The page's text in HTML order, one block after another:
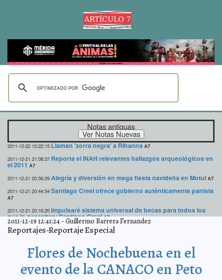
Notas antiguas
2011-12-22 10:22:15 Llaman 'zorra negra' a Rihanna A7
2011-12-21 21:08:37 Reporta el INAH relevantes hallazgos arqueológicos en
el 2011 A7
2011-12-21 20:56:29 Alegría y diversión en mega fiesta navideña en Motul A7
2011-12-21 20:44:54 Santiago Creel ofrece gobierno auténticamente panista
A7
2011-12-21 20:16:20 Impulsaré sistema universal de becas para todos los
que la necesiten: Santiago Creel A7
2011-12-21 20:02:32 Anuncia Conapesca veda para el pepino de mar en la
Península de Yucatán A7
2011-12-21 13:59:21 Que se aclare el caso de las despensas en la colonia
María Luisa Guillermo Barrera Fernandez
2011-12-21 10:57:38 La hoguera del amor de Dios Guillermo Barrera Fernandez
2011-12-19 12:41:24-Guillermo Barrera Fernandez
Reportajes-Reportaje Especial
Flores de Nochebuena en el
evento de la CANACO en Peto